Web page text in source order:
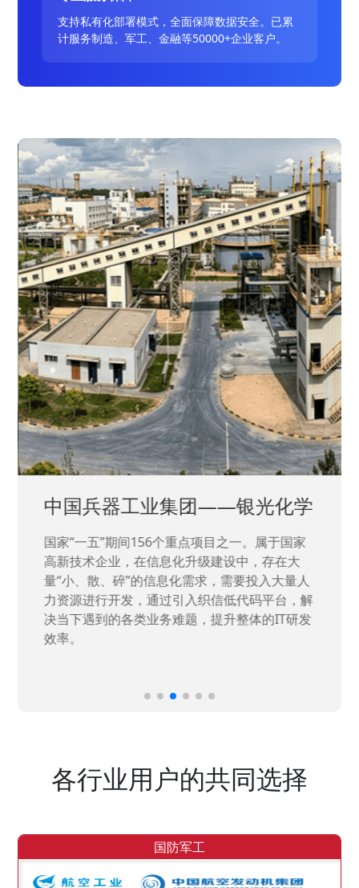
支持私有化部署模式，全面保障数据安全。已累
计服务制造、军工、金融等50000+企业客户。
中国兵器工业集团——银光化学
国家“一五”期间156个重点项目之一。属于国家
高新技术企业，在信息化升级建设中，存在大
量“小、散、碎”的信息化需求，需要投入大量人
力资源进行开发，通过引入织信低代码平台，解
决当下遇到的各类业务难题，提升整体的IT研发
效率。
各行业用户的共同选择
国防军工